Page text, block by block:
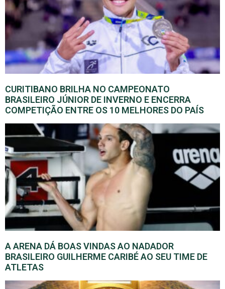
CURITIBANO BRILHA NO CAMPEONATO
BRASILEIRO JÚNIOR DE INVERNO E ENCERRA
COMPETIÇÃO ENTRE OS 10 MELHORES DO PAÍS
A ARENA DÁ BOAS VINDAS AO NADADOR
BRASILEIRO GUILHERME CARIBÉ AO SEU TIME DE
ATLETAS